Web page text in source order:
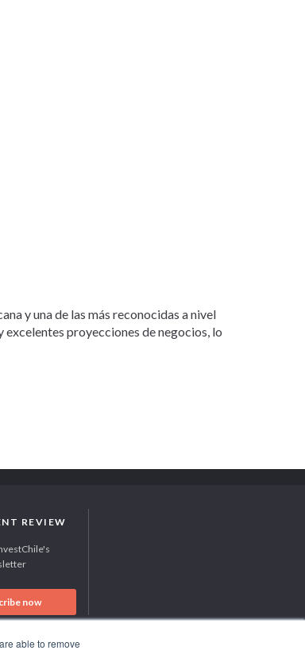
able to remove
y una de las más reconocidas a nivel
proyecciones de negocios, lo
REVIEW
now